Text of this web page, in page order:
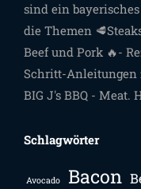
sind ein
die Themen
Beef und Pork 🔥-
Schritt-Anleitungen
BIG J's BBQ - Meat.
Schlagwörter
Avocado Bacon